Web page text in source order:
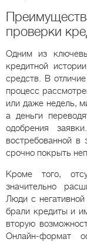
проверки
Одним из
кредитной
средств. В
процесс
или даже недель,
а деньги
одобрения
востребованной в
срочно покрыть
Кроме того,
значительно
Люди с
брали кредиты и
вторую
Онлайн-формат